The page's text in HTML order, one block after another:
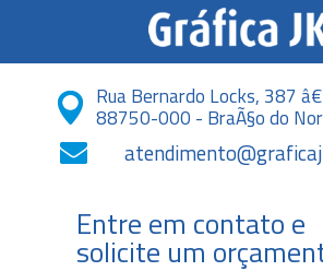
Rua Bernardo Locks, 387
88750-000 - BraÃ§o do
Entre em contato e
solicite um